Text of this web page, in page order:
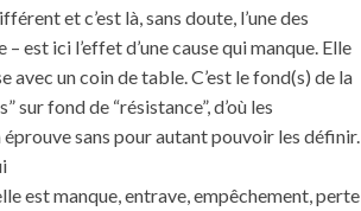
et c’est là, sans doute, l’une des
est ici l’effet d’une cause qui manque. Elle
avec un coin de table. C’est le fond(s) de la
fond de “résistance”, d’où les
sans pour autant pouvoir les définir.
est manque, entrave, empêchement, perte